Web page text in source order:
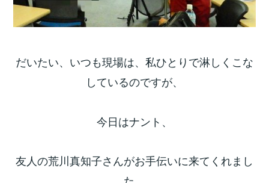
だいたい、いつも現場は、私ひとりで淋しくこな
しているのですが、
今日はナント、
友人の荒川真知子さんがお手伝いに来てくれまし